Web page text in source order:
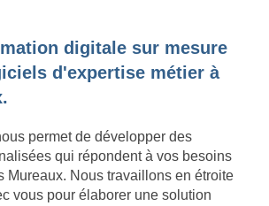
digitale sur mesure
d'expertise métier à
permet de développer des
qui répondent à vos besoins
Mureaux. Nous travaillons en étroite
vous pour élaborer une solution